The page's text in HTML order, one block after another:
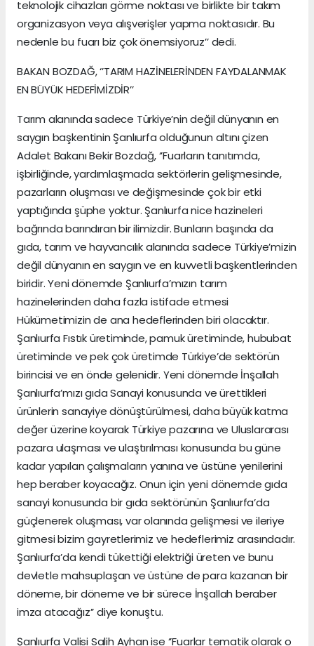
teknolojik cihazları görme noktası ve birlikte bir takım
organizasyon veya alışverişler yapma noktasıdır. Bu
nedenle bu fuarı biz çok önemsiyoruz’’ dedi.
BAKAN BOZDAĞ, ‘’TARIM HAZİNELERİNDEN FAYDALANMAK
EN BÜYÜK HEDEFİMİZDİR’’
Tarım alanında sadece Türkiye’nin değil dünyanın en
saygın başkentinin Şanlıurfa olduğunun altını çizen
Adalet Bakanı Bekir Bozdağ, ‘’Fuarların tanıtımda,
işbirliğinde, yardımlaşmada sektörlerin gelişmesinde,
pazarların oluşması ve değişmesinde çok bir etki
yaptığında şüphe yoktur. Şanlıurfa nice hazineleri
bağrında barındıran bir ilimizdir. Bunların başında da
gıda, tarım ve hayvancılık alanında sadece Türkiye’mizin
değil dünyanın en saygın ve en kuvvetli başkentlerinden
biridir. Yeni dönemde Şanlıurfa’mızın tarım
hazinelerinden daha fazla istifade etmesi
Hükümetimizin de ana hedeflerinden biri olacaktır.
Şanlıurfa Fıstık üretiminde, pamuk üretiminde, hububat
üretiminde ve pek çok üretimde Türkiye’de sektörün
birincisi ve en önde gelenidir. Yeni dönemde İnşallah
Şanlıurfa’mızı gıda Sanayi konusunda ve ürettikleri
ürünlerin sanayiye dönüştürülmesi, daha büyük katma
değer üzerine koyarak Türkiye pazarına ve Uluslararası
pazara ulaşması ve ulaştırılması konusunda bu güne
kadar yapılan çalışmaların yanına ve üstüne yenilerini
hep beraber koyacağız. Onun için yeni dönemde gıda
sanayi konusunda bir gıda sektörünün Şanlıurfa’da
güçlenerek oluşması, var olanında gelişmesi ve ileriye
gitmesi bizim gayretlerimiz ve hedeflerimiz arasındadır.
Şanlıurfa’da kendi tükettiği elektriği üreten ve bunu
devletle mahsuplaşan ve üstüne de para kazanan bir
döneme, bir döneme ve bir sürece İnşallah beraber
imza atacağız’’ diye konuştu.
Şanlıurfa Valisi Salih Ayhan ise ‘’Fuarlar tematik olarak o